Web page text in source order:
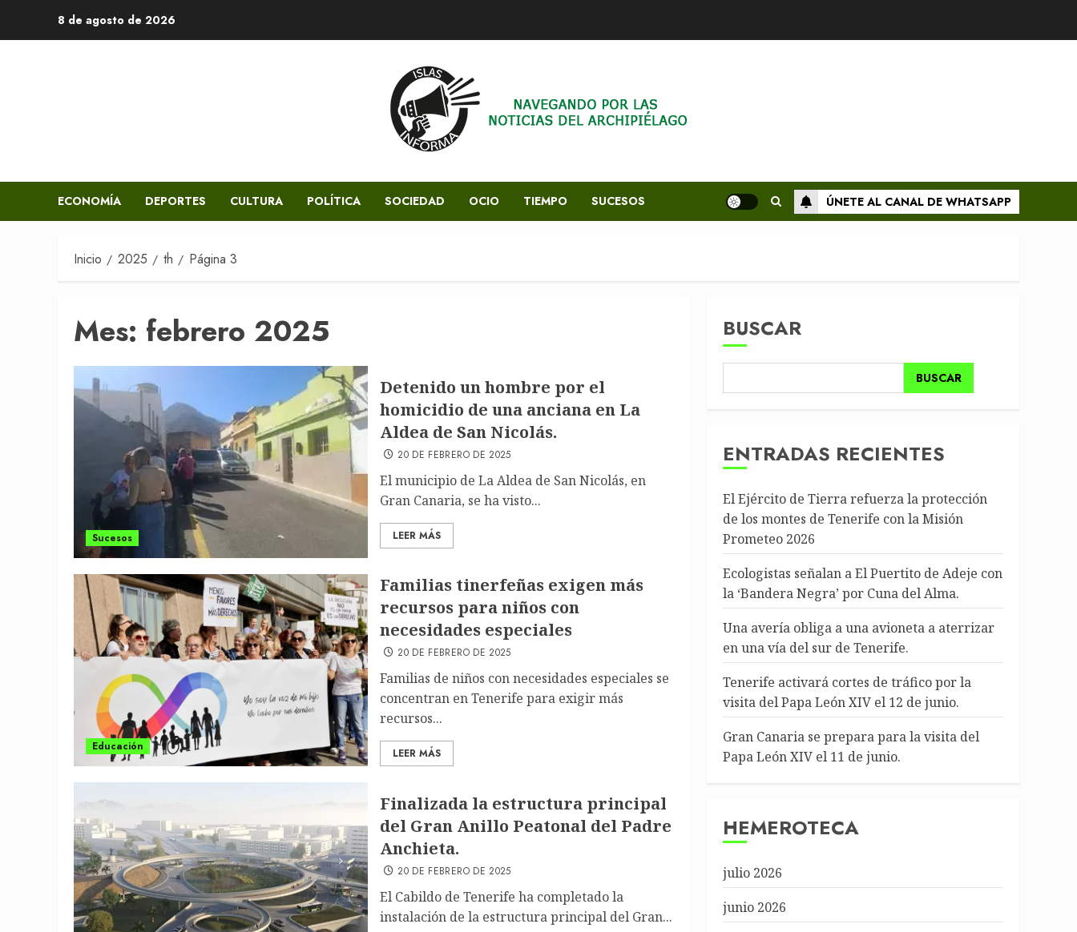
8 de agosto de 2026
ECONOMÍA DEPORTES CULTURA POLÍTICA SOCIEDAD OCIO TIEMPO SUCESOS ÚNETE AL CANAL DE WHATSAPP
Inicio 2025 th Página 3
Mes: febrero 2025
Sucesos
Detenido un hombre por el
homicidio de una anciana en La
Aldea de San Nicolás.
20 DE FEBRERO DE 2025
El municipio de La Aldea de San Nicolás, en
Gran Canaria, se ha visto...
LEER MÁS
Educación
Familias tinerfeñas exigen más
recursos para niños con
necesidades especiales
20 DE FEBRERO DE 2025
Familias de niños con necesidades especiales se
concentran en Tenerife para exigir más
recursos...
LEER MÁS
Finalizada la estructura principal
del Gran Anillo Peatonal del Padre
Anchieta.
20 DE FEBRERO DE 2025
El Cabildo de Tenerife ha completado la
instalación de la estructura principal del Gran...
BUSCAR
BUSCAR
ENTRADAS RECIENTES
El Ejército de Tierra refuerza la protección
de los montes de Tenerife con la Misión
Prometeo 2026
Ecologistas señalan a El Puertito de Adeje con
la ‘Bandera Negra’ por Cuna del Alma.
Una avería obliga a una avioneta a aterrizar
en una vía del sur de Tenerife.
Tenerife activará cortes de tráfico por la
visita del Papa León XIV el 12 de junio.
Gran Canaria se prepara para la visita del
Papa León XIV el 11 de junio.
HEMEROTECA
julio 2026
junio 2026